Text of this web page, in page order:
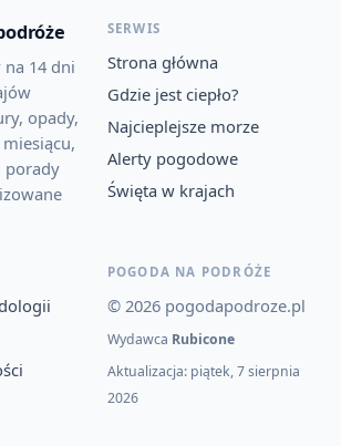
14 dni
opady,
porady
SERWIS
Strona główna
Gdzie jest ciepło?
Najcieplejsze morze
Alerty pogodowe
Święta w krajach
POGODA NA PODRÓŻE
© 2026 pogodapodroze.pl
Wydawca Rubicone
Aktualizacja: piątek, 7 sierpnia
2026